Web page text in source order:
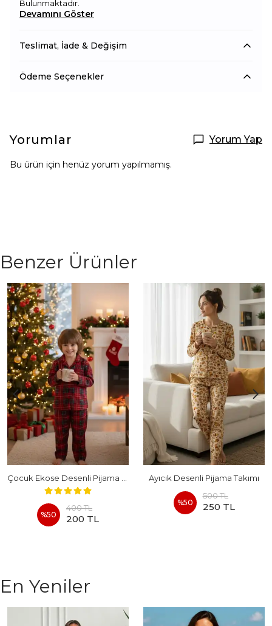
Bulunmaktadır.
Devamını Göster
Teslimat, İade & Değişim
Ödeme Seçenekler
Yorumlar Yorum Yap
Bu ürün için henüz yorum yapılmamış.
Benzer Ürünler
%50
400 TL
200 TL
Ayıcık Desenli Pijama Takımı
%50
500 TL
250 TL
En Yeniler